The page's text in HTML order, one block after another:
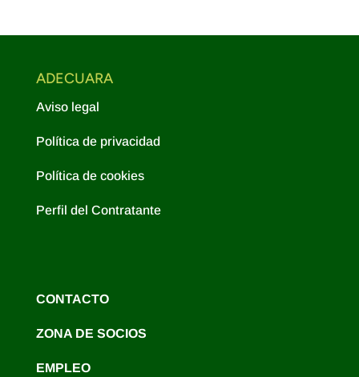
ADECUARA
Aviso legal
Política de privacidad
Política de cookies
Perfil del Contratante
CONTACTO
ZONA DE SOCIOS
EMPLEO